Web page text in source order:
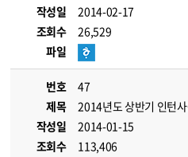
작성일
2014-02-17
조회수
26,529
파일
번호
47
제목
2014년도 상반기 인턴
작성일
2014-01-15
조회수
113,406